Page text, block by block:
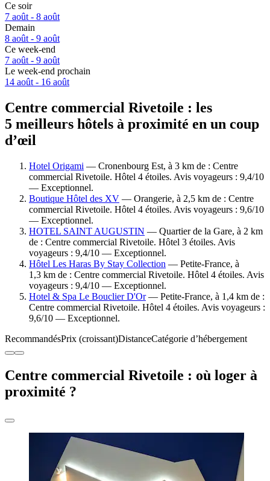
Ce soir
7 août - 8 août
Demain
8 août - 9 août
Ce week-end
7 août - 9 août
Le week-end prochain
14 août - 16 août
Centre commercial Rivetoile : les
5 meilleurs hôtels à proximité en un coup
d’œil
Hotel Origami — Cronenbourg Est, à 3 km de : Centre
commercial Rivetoile. Hôtel 4 étoiles. Avis voyageurs : 9,4/10
— Exceptionnel.
Boutique Hôtel des XV — Orangerie, à 2,5 km de : Centre
commercial Rivetoile. Hôtel 4 étoiles. Avis voyageurs : 9,6/10
— Exceptionnel.
HOTEL SAINT AUGUSTIN — Quartier de la Gare, à 2 km
de : Centre commercial Rivetoile. Hôtel 3 étoiles. Avis
voyageurs : 9,4/10 — Exceptionnel.
Hôtel Les Haras By Stay Collection — Petite-France, à
1,3 km de : Centre commercial Rivetoile. Hôtel 4 étoiles. Avis
voyageurs : 9,4/10 — Exceptionnel.
Hotel & Spa Le Bouclier D'Or— Petite-France, à 1,4 km de :
Centre commercial Rivetoile. Hôtel 4 étoiles. Avis voyageurs :
9,6/10 — Exceptionnel.
RecommandésPrix (croissant)DistanceCatégorie d’hébergement
Centre commercial Rivetoile : où loger à
proximité ?